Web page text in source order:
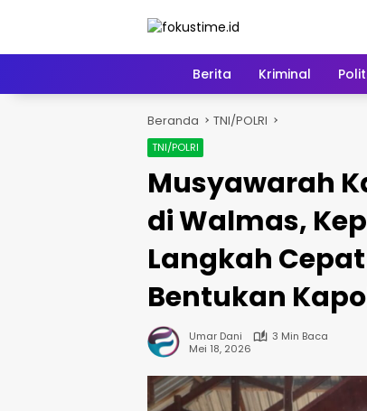
HomeBerita Kriminal
Beranda TNI/POLRI
TNI/POLRI
Musyawarah
di Walmas,
Langkah Cepat
Bentukan
Umar Dani
3 Min Baca
Mei 18, 2026